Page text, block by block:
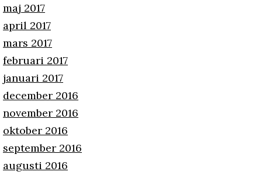
maj 2017
april 2017
mars 2017
februari 2017
januari 2017
december 2016
november 2016
oktober 2016
september 2016
augusti 2016